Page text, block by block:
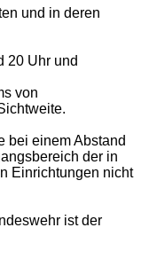
und in deren
20 Uhr und
von
bei einem Abstand
der in
Einrichtungen nicht
ist der